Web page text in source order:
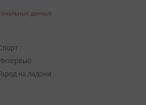
данных
на ладони